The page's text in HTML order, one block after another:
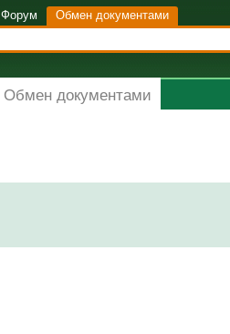
Форум Обмен документами
Обмен документами